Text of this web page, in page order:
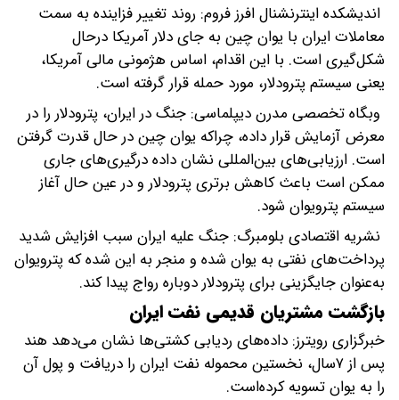
اندیشکده اینترنشنال افرز فروم: روند تغییر فزاینده به سمت
معاملات ایران با یوان چین به جای دلار آمریکا درحال
شکل‌گیری است. با این اقدام، اساس هژمونی مالی آمریکا،
یعنی سیستم پترودلار، مورد حمله قرار گرفته است.
وبگاه تخصصی مدرن دیپلماسی: جنگ در ایران، پترودلار را در
معرض آزمایش قرار داده، چراکه یوان چین در حال قدرت گرفتن
است. ارزیابی‌های بین‌المللی نشان داده درگیری‌های جاری
ممکن است باعث کاهش برتری پترودلار و در عین حال آغاز
سیستم پترویوان شود.
نشریه اقتصادی بلومبرگ: جنگ علیه ایران سبب افزایش شدید
پرداخت‌های نفتی به یوان شده و منجر به این شده که پترویوان
به‌عنوان جایگزینی برای پترودلار دوباره رواج پیدا کند.
بازگشت مشتریان قدیمی نفت ایران
خبرگزاری رویترز: داده‌های ردیابی کشتی‌ها نشان می‌دهد هند
پس از ۷سال، نخستین محموله نفت ایران را دریافت و پول آن
را به یوان تسویه کرده‌است.